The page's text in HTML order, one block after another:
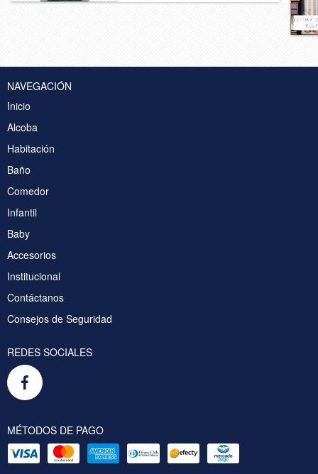
NAVEGACIÓN
Inicio
Alcoba
Habitación
Baño
Comedor
Infantil
Baby
Accesorios
Institucional
Contáctanos
Consejos de Seguridad
REDES SOCIALES
MÉTODOS DE PAGO